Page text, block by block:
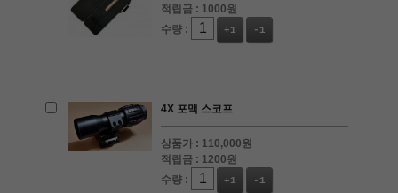
적립금 : 1000원
수량 :
+1 -1
4X 포맥 스코프
상품가 : 110,000원
적립금 : 1200원
수량 :
+1 -1